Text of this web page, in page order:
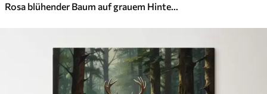
Rosa blühender Baum auf grauem Hintergrund